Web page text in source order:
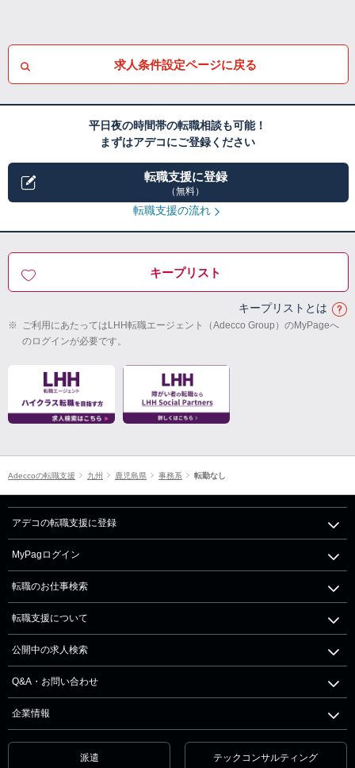
求人条件設定ページに戻る
平日夜の時間帯の転職相談も可能！
まずはアデコにご登録ください
転職支援に登録
（無料）
転職支援の流れ
キープリスト
キープリストとは
※ ご利用にあたってはLHH転職エージェント（Adecco Group）のMyPageへ
のログインが必要です。
Adeccoの転職支援 九州 鹿児島県 事務系 転勤なし
アデコの転職支援に登録
MyPagログイン
転職のお仕事検索
転職支援について
公開中の求人検索
Q&A・お問い合わせ
企業情報
派遣 テックコンサルティング